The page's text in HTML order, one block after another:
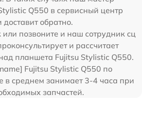
Q550 в сервисный центр
обратно.
позвоните и наш сотрудник сц
и рассчитает
планшета Fujitsu Stylistic Q550.
Fujitsu Stylistic Q550 по
в среднем занимает 3-4 часа при
запчастей.